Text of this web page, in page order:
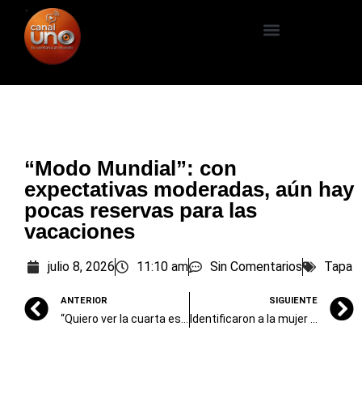
“Modo Mundial”: con
expectativas moderadas, aún hay
pocas reservas para las
vacaciones
julio 8, 2026 11:10 am Sin Comentarios Tapa
ANTERIOR SIGUIENTE